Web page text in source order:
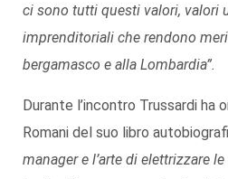
ci sono tutti questi valori, valori
imprenditoriali che rendono
bergamasco e alla Lombardia”.
Durante l’incontro Trussardi ha
Romani del suo libro
manager e l’arte di elettrizzare